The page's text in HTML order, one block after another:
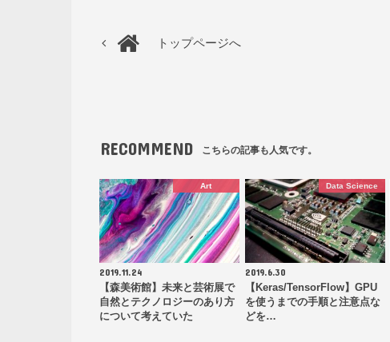
トップページへ
RECOMMEND こちらの記事も人気です。
Art
2019.11.24
【森美術館】未来と芸術展で
自然とテクノロジーのあり方
について考えていた
Data Science
2019.6.30
【Keras/TensorFlow】GPU
を使うまでの手順と注意点な
どを…